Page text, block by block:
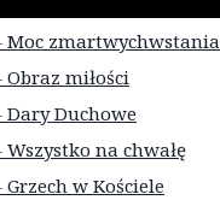
Moc zmartwychwstania
Obraz miłości
Dary Duchowe
Wszystko na chwałę
Grzech w Kościele